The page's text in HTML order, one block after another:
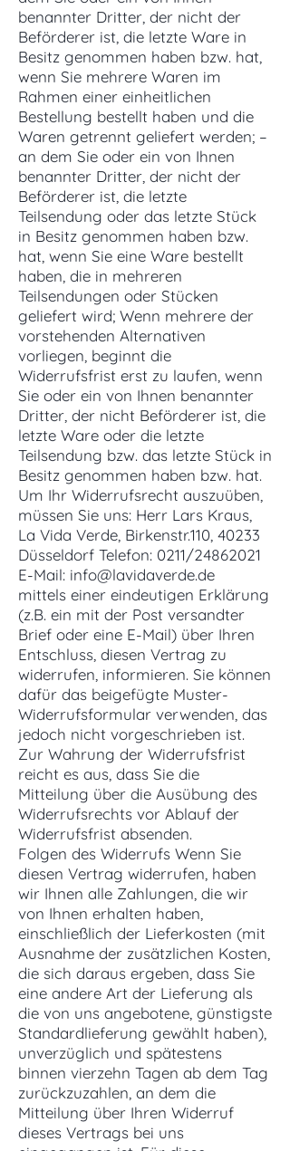
benannter Dritter, der nicht der
Beförderer ist, die letzte Ware in
Besitz genommen haben bzw. hat,
wenn Sie mehrere Waren im
Rahmen einer einheitlichen
Bestellung bestellt haben und die
Waren getrennt geliefert werden; –
an dem Sie oder ein von Ihnen
benannter Dritter, der nicht der
Beförderer ist, die letzte
Teilsendung oder das letzte Stück
in Besitz genommen haben bzw.
hat, wenn Sie eine Ware bestellt
haben, die in mehreren
Teilsendungen oder Stücken
geliefert wird; Wenn mehrere der
vorstehenden Alternativen
vorliegen, beginnt die
Widerrufsfrist erst zu laufen, wenn
Sie oder ein von Ihnen benannter
Dritter, der nicht Beförderer ist, die
letzte Ware oder die letzte
Teilsendung bzw. das letzte Stück in
Besitz genommen haben bzw. hat.
Um Ihr Widerrufsrecht auszuüben,
müssen Sie uns: Herr Lars Kraus,
La Vida Verde, Birkenstr.110, 40233
Düsseldorf Telefon: 0211/24862021
E-Mail: info@lavidaverde.de
mittels einer eindeutigen Erklärung
(z.B. ein mit der Post versandter
Brief oder eine E-Mail) über Ihren
Entschluss, diesen Vertrag zu
widerrufen, informieren. Sie können
dafür das beigefügte Muster-
Widerrufsformular verwenden, das
jedoch nicht vorgeschrieben ist.
Zur Wahrung der Widerrufsfrist
reicht es aus, dass Sie die
Mitteilung über die Ausübung des
Widerrufsrechts vor Ablauf der
Widerrufsfrist absenden.
Folgen des Widerrufs Wenn Sie
diesen Vertrag widerrufen, haben
wir Ihnen alle Zahlungen, die wir
von Ihnen erhalten haben,
einschließlich der Lieferkosten (mit
Ausnahme der zusätzlichen Kosten,
die sich daraus ergeben, dass Sie
eine andere Art der Lieferung als
die von uns angebotene, günstigste
Standardlieferung gewählt haben),
unverzüglich und spätestens
binnen vierzehn Tagen ab dem Tag
zurückzuzahlen, an dem die
Mitteilung über Ihren Widerruf
dieses Vertrags bei uns